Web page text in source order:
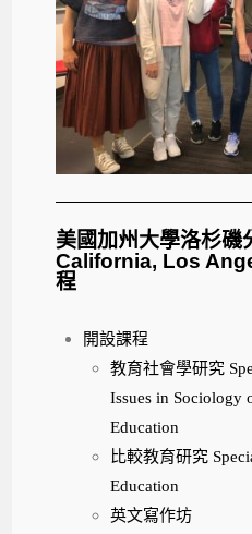
美國加州大學洛杉
California, Los
程
開設課程
教育社會學研究
Issues in Sociology
Education
比較教育研究
Education
英文寫作坊